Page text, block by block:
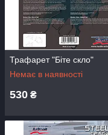
Трафарет "Біте скло"
Немає в наявності
530 ₴